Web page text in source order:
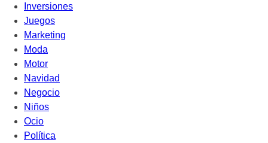
Inversiones
Juegos
Marketing
Moda
Motor
Navidad
Negocio
Niños
Ocio
Política